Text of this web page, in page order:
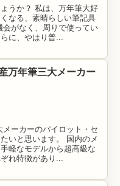
うか？ 私は、万年筆大好
なる、素晴らしい筆記具
がなく、周りで使ってい
に、やはり普...
万年筆三大メーカー
ーカーのパイロット・セ
いと思います。 国内のメ
軽なモデルから超高級な
れ特徴があり...